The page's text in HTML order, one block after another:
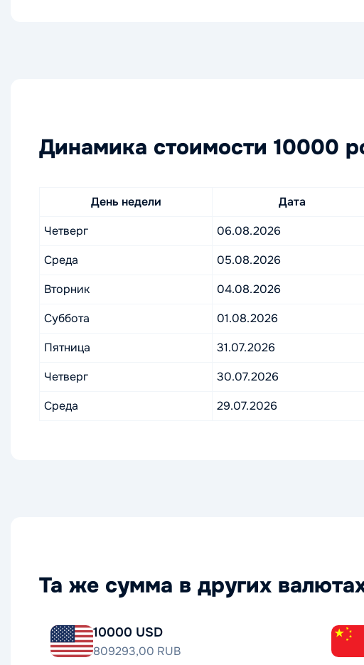
Динамика стоимости 10000
День недели Дата
Четверг
06.08.2026
Среда
05.08.2026
Вторник
04.08.2026
Суббота
01.08.2026
Пятница
31.07.2026
Четверг
30.07.2026
Среда
29.07.2026
Та же сумма в других
10000 USD
809293,00 RUB